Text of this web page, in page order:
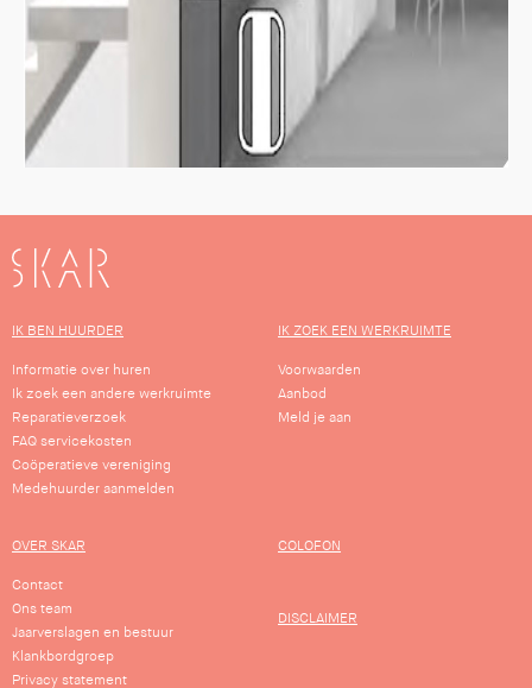
SKAR
IK BEN HUURDER
Informatie over huren
Ik zoek een andere werkruimte
Reparatieverzoek
FAQ servicekosten
Coöperatieve vereniging
Medehuurder aanmelden
IK ZOEK EEN WERKRUIMTE
Voorwaarden
Aanbod
Meld je aan
OVER SKAR
Contact
Ons team
Jaarverslagen en bestuur
Klankbordgroep
Privacy statement
COLOFON
DISCLAIMER